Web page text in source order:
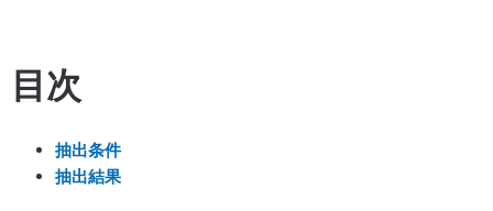
目次
抽出条件
抽出結果